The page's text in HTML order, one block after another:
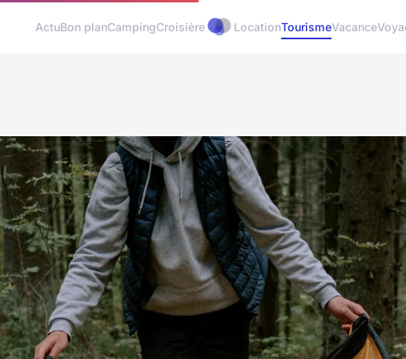
ActuBon planCampingCroisière LocationTourismeVacance